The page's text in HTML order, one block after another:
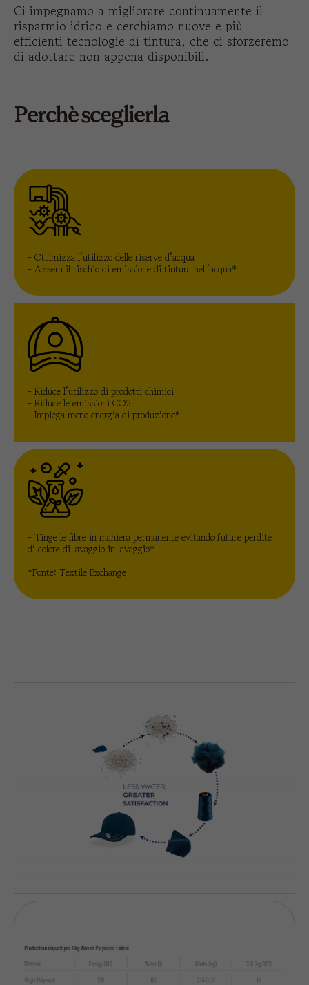
Ci impegnamo a migliorare continuamente il
risparmio idrico e cerchiamo nuove e più
efficienti tecnologie di tintura, che ci sforzeremo
di adottare non appena disponibili.
Perchè sceglierla
- Ottimizza l’utilizzo delle riserve d’acqua
- Azzera il rischio di emissione di tintura nell’acqua*
- Riduce l’utilizzo di prodotti chimici
- Riduce le emissioni CO2
- Impiega meno energia di produzione*
- Tinge le fibre in maniera permanente evitando future perdite
di colore di lavaggio in lavaggio*
*Fonte: Textile Exchange